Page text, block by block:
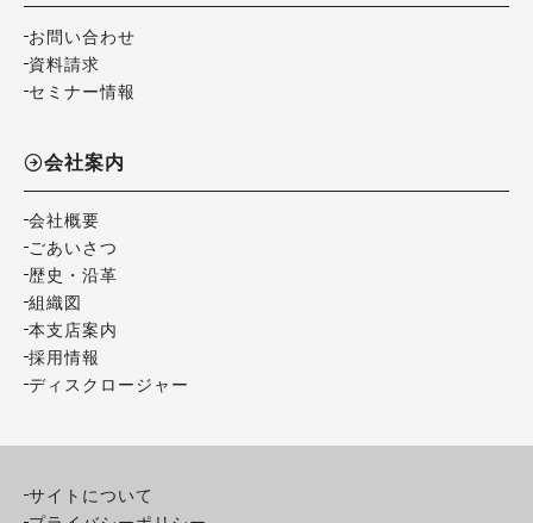
お問い合わせ
資料請求
セミナー情報
会社案内
会社概要
ごあいさつ
歴史・沿革
組織図
本支店案内
採用情報
ディスクロージャー
サイトについて